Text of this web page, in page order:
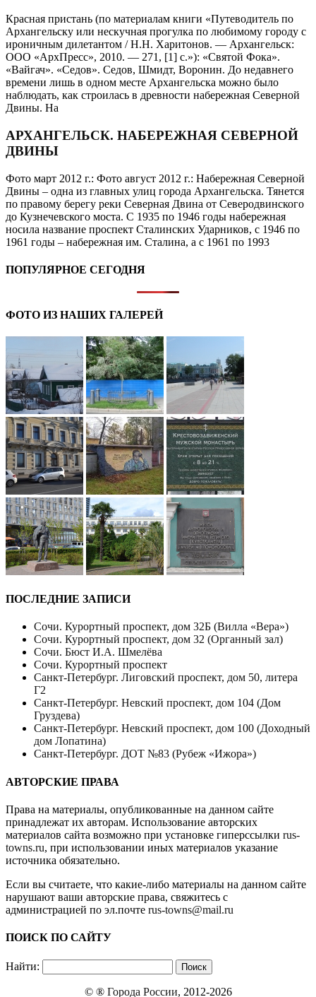
Красная пристань (по материалам книги «Путеводитель по
Архангельску или нескучная прогулка по любимому городу с
ироничным дилетантом / Н.Н. Харитонов. — Архангельск:
ООО «АрхПресс», 2010. — 271, [1] с.»): «Святой Фока».
«Вайгач». «Седов». Седов, Шмидт, Воронин. До недавнего
времени лишь в одном месте Архангельска можно было
наблюдать, как строилась в древности набережная Северной
Двины. На
АРХАНГЕЛЬСК. НАБЕРЕЖНАЯ СЕВЕРНОЙ
ДВИНЫ
Фото март 2012 г.: Фото август 2012 г.: Набережная Северной
Двины – одна из главных улиц города Архангельска. Тянется
по правому берегу реки Северная Двина от Северодвинского
до Кузнечевского моста. С 1935 по 1946 годы набережная
носила название проспект Сталинских Ударников, с 1946 по
1961 годы – набережная им. Сталина, а с 1961 по 1993
ПОПУЛЯРНОЕ СЕГОДНЯ
ФОТО ИЗ НАШИХ ГАЛЕРЕЙ
ПОСЛЕДНИЕ ЗАПИСИ
Сочи. Курортный проспект, дом 32Б (Вилла «Вера»)
Сочи. Курортный проспект, дом 32 (Органный зал)
Сочи. Бюст И.А. Шмелёва
Сочи. Курортный проспект
Санкт-Петербург. Лиговский проспект, дом 50, литера
Г2
Санкт-Петербург. Невский проспект, дом 104 (Дом
Груздева)
Санкт-Петербург. Невский проспект, дом 100 (Доходный
дом Лопатина)
Санкт-Петербург. ДОТ №83 (Рубеж «Ижора»)
АВТОРСКИЕ ПРАВА
Права на материалы, опубликованные на данном сайте
принадлежат их авторам. Использование авторских
материалов сайта возможно при установке гиперссылки rus-
towns.ru, при использовании иных материалов указание
источника обязательно.
Если вы считаете, что какие-либо материалы на данном сайте
нарушают ваши авторские права, свяжитесь с
администрацией по эл.почте rus-towns@mail.ru
ПОИСК ПО САЙТУ
Найти:
© ® Города России, 2012-2026